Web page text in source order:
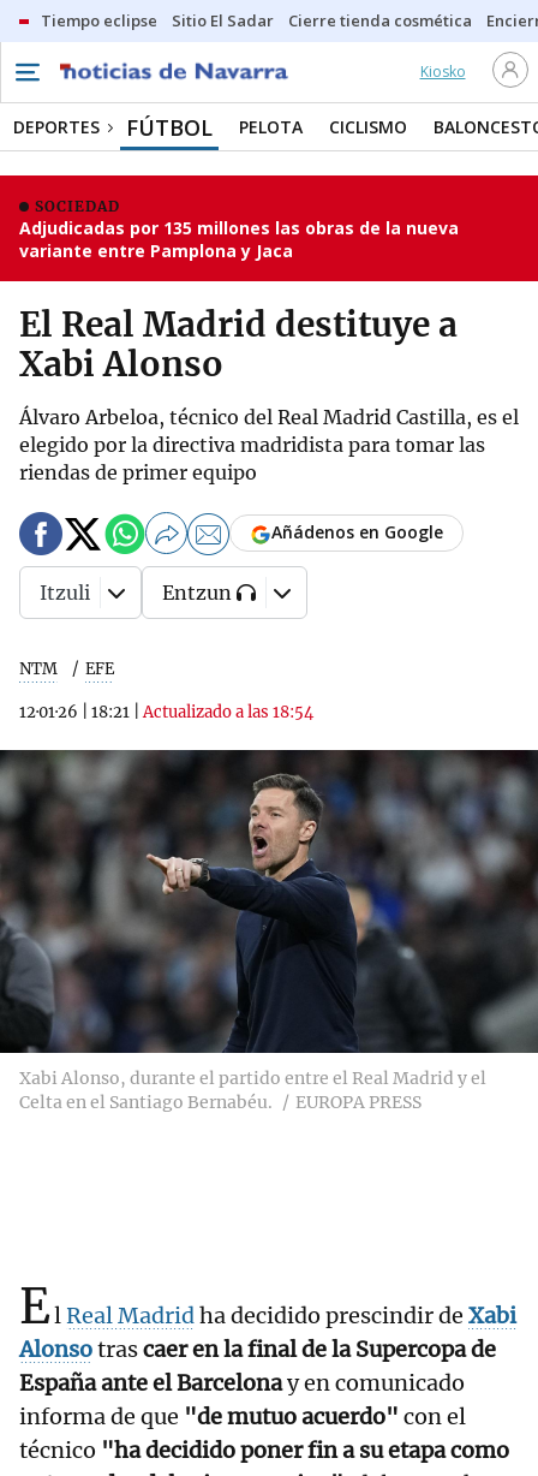
Tiempo eclipse Sitio El Sadar Cierre tienda cosmética
Kiosko
DEPORTES FÚTBOL PELOTA CICLISMO
SOCIEDAD
Adjudicadas por 135 millones las obras de la nueva
variante entre Pamplona y Jaca
El Real Madrid destituye a
Xabi Alonso
Álvaro Arbeloa, técnico del Real Madrid Castilla, es el
elegido por la directiva madridista para tomar las
riendas de primer equipo
NTM EFE
12·01·26 18:21 |Actualizado a las 18:54
Añádenos en Google
Itzuli Entzun
Xabi Alonso, durante el partido entre el Real Madrid y el
Celta en el Santiago Bernabéu.
EUROPA PRESS
ElReal Madridha decidido prescindir de Xabi
Alonsotrascaer en la final de la Supercopa de
España ante el Barcelonay en comunicado
informa de que "de mutuo acuerdo" con el
técnico "ha decidido poner fin a su etapa como